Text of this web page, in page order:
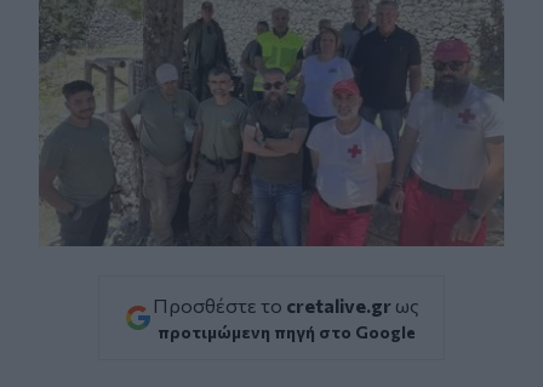
Προσθέστε το cretalive.gr ως
προτιμώμενη πηγή στο Google